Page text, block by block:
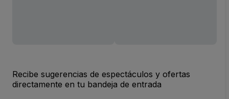
Recibe sugerencias de espectáculos y ofertas
directamente en tu bandeja de entrada